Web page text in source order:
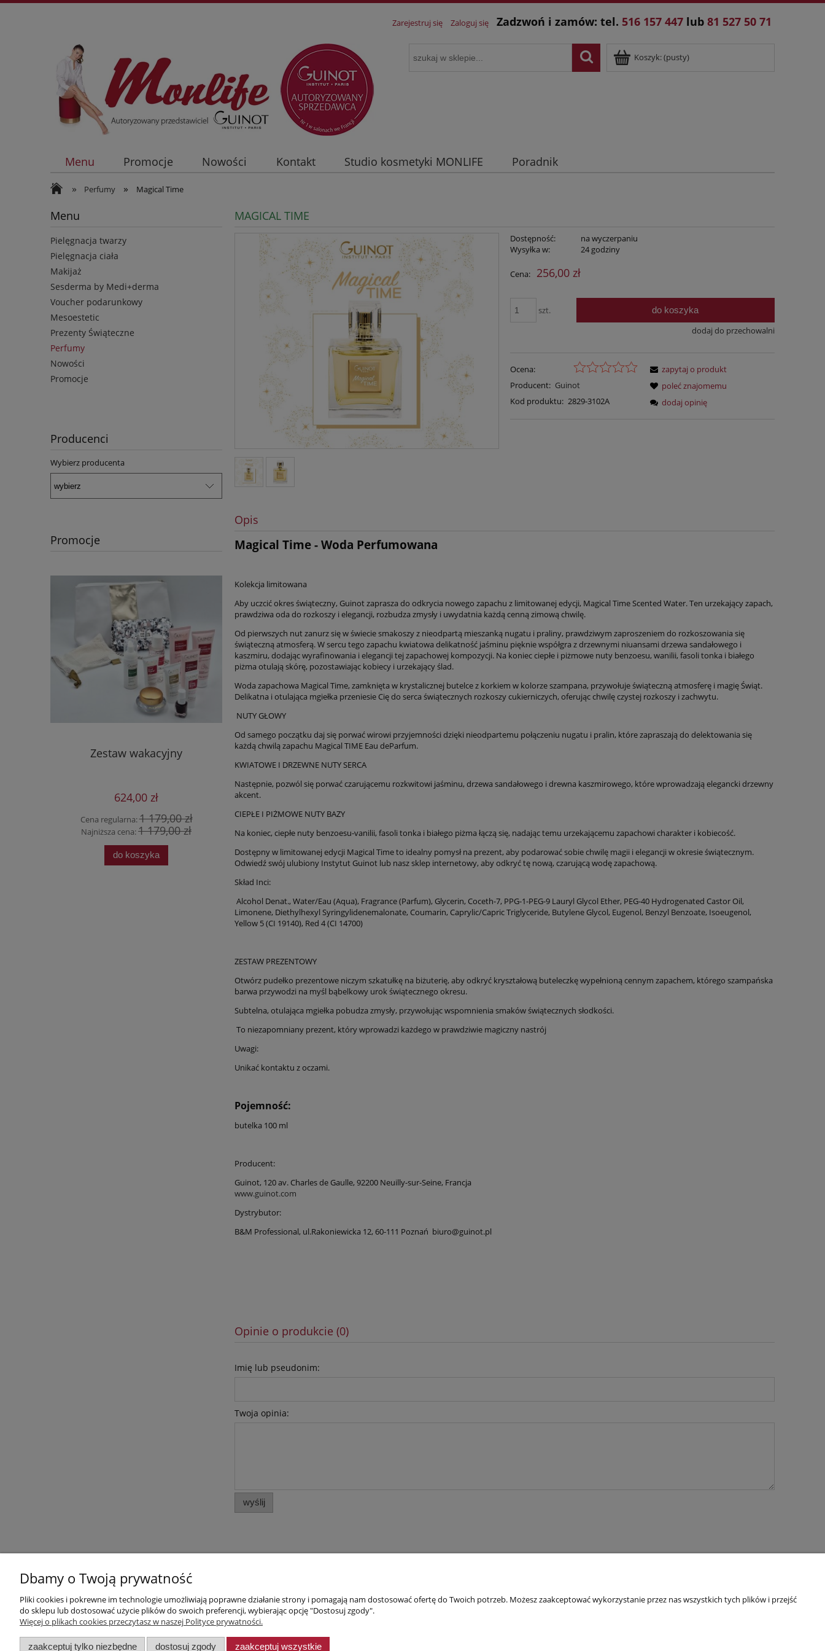
Zarejestruj się Zaloguj się Zadzwoń i zamów: tel. 516 157 447 lub 81 527 50 71
Koszyk:(pusty)
Menu Promocje Nowości Kontakt Studio kosmetyki MONLIFE Poradnik
» Perfumy » Magical Time
Menu
Pielęgnacja twarzy
Pielęgnacja ciała
Makijaż
Sesderma by Medi+derma
Voucher podarunkowy
Mesoestetic
Prezenty Świąteczne
Perfumy
Nowości
Promocje
Producenci
Wybierz producenta
Promocje
Zestaw wakacyjny
624,00 zł
Cena regularna:1 179,00 zł
Najniższa cena:1 179,00 zł
do koszyka
Age Element® firming Eye
Contour - Krem na okolice oka
napinający
Cena regularna:278,00 zł
Najniższa cena: 278,00 zł
do koszyka
Najniższa cena:373,00 zł
do koszyka
Najniższa cena:327,00 zł
do koszyka
MAGICAL TIME
Dostępność:
na wyczerpaniu
Wysyłka w:
24 godziny
Cena: 256,00 zł
szt. do koszyka
dodaj do przechowalni
Ocena:
Producent: Guinot
Kod produktu: 2829-3102A
zapytaj o produkt
poleć znajomemu
dodaj opinię
Opis
Magical Time - Woda Perfumowana
Kolekcja limitowana
Aby uczcić okres świąteczny, Guinot zaprasza do odkrycia nowego zapachu z limitowanej edycji, Magical Time Scented Water. Ten urzekający zapach,
prawdziwa oda do rozkoszy i elegancji, rozbudza zmysły i uwydatnia każdą cenną zimową chwilę.
Od pierwszych nut zanurz się w świecie smakoszy z nieodpartą mieszanką nugatu i praliny, prawdziwym zaproszeniem do rozkoszowania się
świąteczną atmosferą. W sercu tego zapachu kwiatowa delikatność jaśminu pięknie współgra z drzewnymi niuansami drzewa sandałowego i
kaszmiru, dodając wyrafinowania i elegancji tej zapachowej kompozycji. Na koniec ciepłe i piżmowe nuty benzoesu, wanilii, fasoli tonka i białego
piżma otulają skórę, pozostawiając kobiecy i urzekający ślad.
Woda zapachowa Magical Time, zamknięta w krystalicznej butelce z korkiem w kolorze szampana, przywołuje świąteczną atmosferę i magię Świąt.
Delikatna i otulająca mgiełka przeniesie Cię do serca świątecznych rozkoszy cukierniczych, oferując chwilę czystej rozkoszy i zachwytu.
NUTY GŁOWY
Od samego początku daj się porwać wirowi przyjemności dzięki nieodpartemu połączeniu nugatu i pralin, które zapraszają do delektowania się
każdą chwilą zapachu Magical TIME Eau deParfum.
KWIATOWE I DRZEWNE NUTY SERCA
Następnie, pozwól się porwać czarującemu rozkwitowi jaśminu, drzewa sandałowego i drewna kaszmirowego, które wprowadzają elegancki drzewny
akcent.
CIEPŁE I PIŻMOWE NUTY BAZY
Na koniec, ciepłe nuty benzoesu-vanilii, fasoli tonka i białego piżma łączą się, nadając temu urzekającemu zapachowi charakter i kobiecość.
Dostępny w limitowanej edycji Magical Time to idealny pomysł na prezent, aby podarować sobie chwilę magii i elegancji w okresie świątecznym.
Odwiedź swój ulubiony Instytut Guinot lub nasz sklep internetowy, aby odkryć tę nową, czarującą wodę zapachową.
Skład Inci:
Alcohol Denat., Water/Eau (Aqua), Fragrance (Parfum), Glycerin, Coceth-7, PPG-1-PEG-9 Lauryl Glycol Ether, PEG-40 Hydrogenated Castor Oil,
Limonene, Diethylhexyl Syringylidenemalonate, Coumarin, Caprylic/Capric Triglyceride, Butylene Glycol, Eugenol, Benzyl Benzoate, Isoeugenol,
Yellow 5 (CI 19140), Red 4 (CI 14700)
ZESTAW PREZENTOWY
Otwórz pudełko prezentowe niczym szkatułkę na biżuterię, aby odkryć kryształową buteleczkę wypełnioną cennym zapachem, którego szampańska
barwa przywodzi na myśl bąbelkowy urok świątecznego okresu.
Subtelna, otulająca mgiełka pobudza zmysły, przywołując wspomnienia smaków świątecznych słodkości.
To niezapomniany prezent, który wprowadzi każdego w prawdziwie magiczny nastrój
Uwagi:
Unikać kontaktu z oczami.
Pojemność:
butelka 100 ml
Producent:
Guinot, 120 av. Charles de Gaulle, 92200 Neuilly-sur-Seine, Francja
www.guinot.com
Dystrybutor:
B&M Professional, ul.Rakoniewicka 12, 60-111 Poznań biuro@guinot.pl
Opinie o produkcie (0)
Imię lub pseudonim:
Twoja opinia:
wyślij
Jak kupować?
Regulamin
Twoje zamówienia
Przechowalnia
Faktury i paragony
Dbamy o Twoją prywatność
Pliki cookies i pokrewne im technologie umożliwiają poprawne działanie strony i pomagają nam dostosować ofertę do Twoich potrzeb. Możesz zaakceptować wykorzystanie przez nas wszystkich tych plików i przejść
do sklepu lub dostosować użycie plików do swoich preferencji, wybierając opcję "Dostosuj zgody".
Więcej o plikach cookies przeczytasz w naszej Polityce prywatności.
zaakceptuj tylko niezbędne dostosuj zgody zaakceptuj wszystkie